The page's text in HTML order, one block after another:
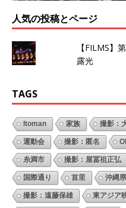
人気の投稿とページ
【FILMS】
露光
TAGS
Itoman 家族 撮影：
運動会 撮影：匿名
糸満市 撮影：屋冨祖正弘
国際通り 首里 沖縄県
撮影：遠藤保雄 東アジア